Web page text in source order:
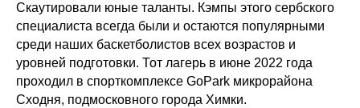
Скаутировали юные таланты. Кэмпы этого сербского
специалиста всегда были и остаются популярными
среди наших баскетболистов всех возрастов и
уровней подготовки. Тот лагерь в июне 2022 года
проходил в спорткомплексе GoPark микрорайона
Сходня, подмосковного города Химки.